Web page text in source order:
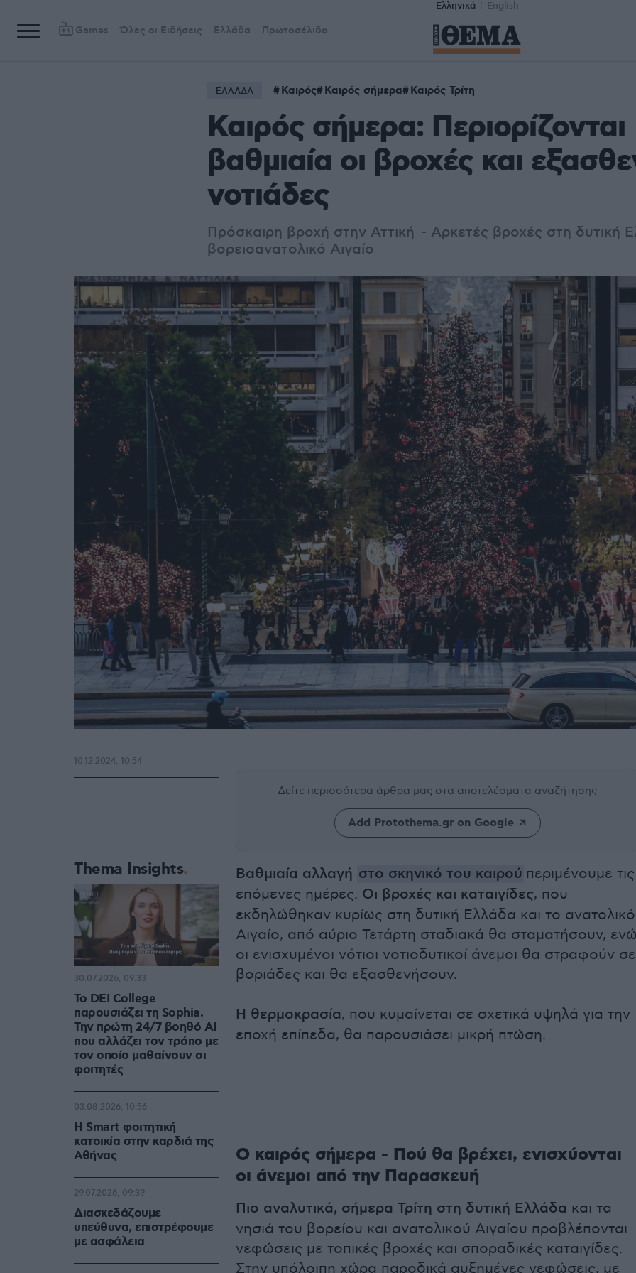
Ελληνικά English
Games Όλες οι Ειδήσεις Ελλάδα Πρωτοσέλιδα
ΕΛΛΑΔΑ Καιρός Καιρός σήμερα Καιρός Τρίτη
Καιρός σήμερα: Περιορίζονται
βαθμιαία οι βροχές και
νοτιάδες
Πρόσκαιρη βροχή στην Αττική - Αρκετές βροχές στη δυτική
βορειοανατολικό Αιγαίο
Δείτε περισσότερα άρθρα μας στα αποτελέσματα αναζήτησης
Add Protothema.gr on Google
Βαθμιαία αλλαγή στο σκηνικό του καιρού περιμένουμε τις
επόμενες ημέρες. Οι βροχές και καταιγίδες, που
εκδηλώθηκαν κυρίως στη δυτική Ελλάδα και το ανατολικό
Αιγαίο, από αύριο Τετάρτη σταδιακά θα σταματήσουν,
οι ενισχυμένοι νότιοι νοτιοδυτικοί άνεμοι θα στραφούν σε
βοριάδες και θα εξασθενήσουν.
Η θερμοκρασία, που κυμαίνεται σε σχετικά υψηλά για την
εποχή επίπεδα, θα παρουσιάσει μικρή πτώση.
Ο καιρός σήμερα - Πού θα βρέχει, ενισχύονται
οι άνεμοι από την Παρασκευή
Πιο αναλυτικά, σήμερα Τρίτη στη δυτική Ελλάδα και τα
νησιά του βορείου και ανατολικού Αιγαίου προβλέπονται
νεφώσεις με τοπικές βροχές και σποραδικές καταιγίδες.
Στην υπόλοιπη χώρα παροδικά αυξημένες νεφώσεις, με
10.12.2024, 10:54
Thema Insights
Το DEI College
παρουσιάζει τη Sophia.
Την πρώτη 24/7 βοηθό AI
που αλλάζει τον τρόπο με
τον οποίο μαθαίνουν οι
φοιτητές
30.07.2026, 09:33
Η Smart φοιτητική
κατοικία στην καρδιά της
Αθήνας
03.08.2026, 10:56
Διασκεδάζουμε
υπεύθυνα, επιστρέφουμε
με ασφάλεια
29.07.2026, 09:39